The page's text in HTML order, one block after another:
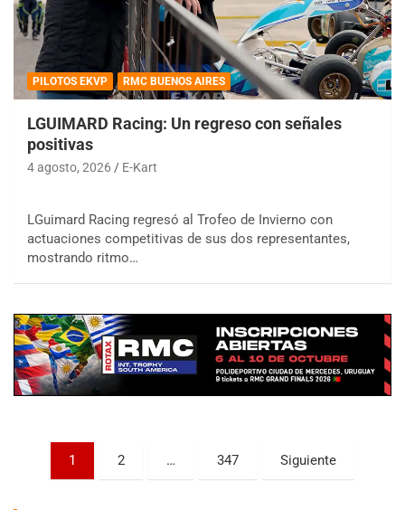
PILOTOS EKVP RMC BUENOS AIRES
LGUIMARD Racing: Un regreso con señales
positivas
4 agosto, 2026 E-Kart
LGuimard Racing regresó al Trofeo de Invierno con
actuaciones competitivas de sus dos representantes,
mostrando ritmo…
Paginación
1 2 … 347 Siguiente
COBERTURA ESPECIAL DE E-KART.COM.AR
08/09-AGO
Ramiro Tot (Asfalto)
KDO - F6
Ciudad de Trenque Lauquen (Asfalto)
Trenque Lauquen (Buenos Aires)